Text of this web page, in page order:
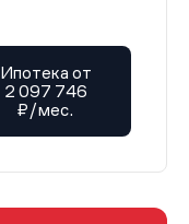
Ипотека от
2 097 746
₽/мес.